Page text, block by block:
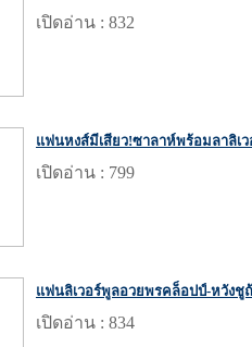
เปิดอ่าน : 832
แฟนหงส์มีเสียว!ซาลาห์พร้อมลาลิเ
เปิดอ่าน : 799
แฟนลิเวอร์พูลอวยพรคล็อปป์-หวังชู
เปิดอ่าน : 834